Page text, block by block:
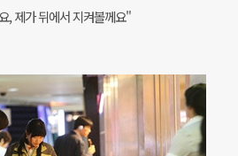
, 제가 뒤에서 지켜볼께요"